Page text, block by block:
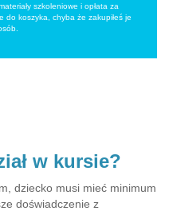
szkoleniowe i opłata za
do koszyka, chyba że zakupiłeś je
w kursie?
dziecko musi mieć minimum
doświadczenie z